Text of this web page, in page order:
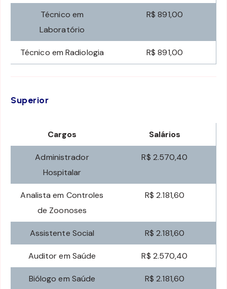
Técnico em
Laboratório
R$ 891,00
Técnico em Radiologia R$ 891,00
Superior
Cargos Salários
Administrador
Hospitalar
R$ 2.570,40
Analista em Controles
de Zoonoses
R$ 2.181,60
Assistente Social R$ 2.181,60
Auditor em Saúde R$ 2.570,40
Biólogo em Saúde R$ 2.181,60